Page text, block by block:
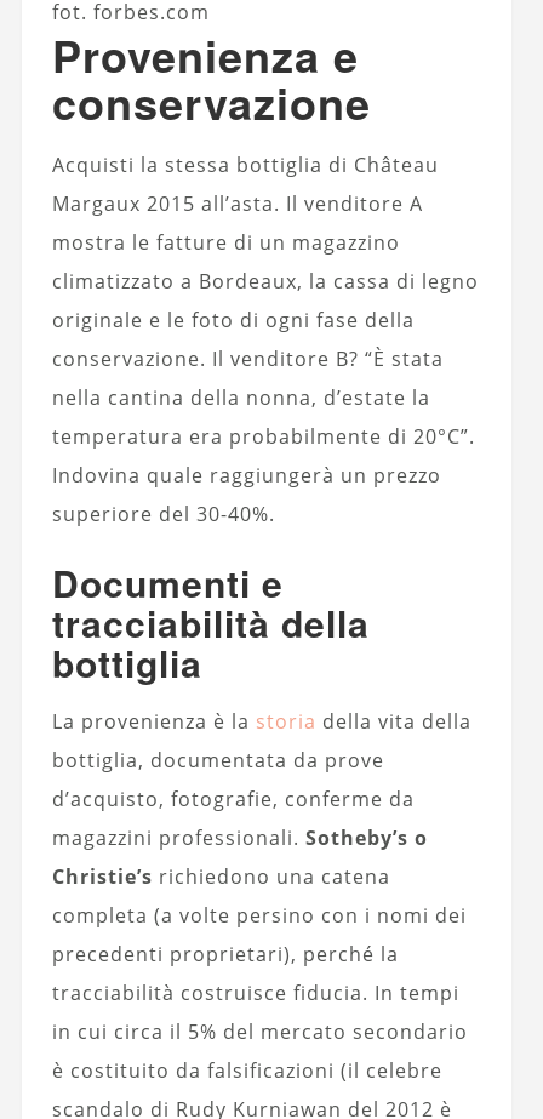
fot. forbes.com
Provenienza e
conservazione
Acquisti la stessa bottiglia di Château
Margaux 2015 all’asta. Il venditore A
mostra le fatture di un magazzino
climatizzato a Bordeaux, la cassa di legno
originale e le foto di ogni fase della
conservazione. Il venditore B? “È stata
nella cantina della nonna, d’estate la
temperatura era probabilmente di 20°C”.
Indovina quale raggiungerà un prezzo
superiore del 30-40%.
Documenti e
tracciabilità della
bottiglia
La provenienza è la storia della vita della
bottiglia, documentata da prove
d’acquisto, fotografie, conferme da
magazzini professionali. Sotheby’s o
Christie’s richiedono una catena
completa (a volte persino con i nomi dei
precedenti proprietari), perché la
tracciabilità costruisce fiducia. In tempi
in cui circa il 5% del mercato secondario
è costituito da falsificazioni (il celebre
scandalo di Rudy Kurniawan del 2012 è